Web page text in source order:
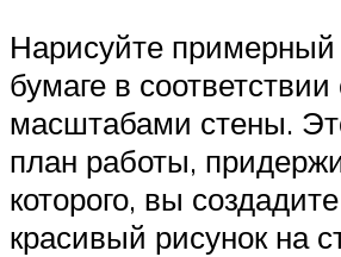
Нарисуйте примерный
бумаге в соответствии
масштабами стены.
план работы,
которого, вы
красивый рисунок на